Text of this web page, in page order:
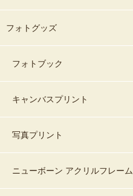
フォトグッズ
フォトブック
キャンバスプリント
写真プリント
ニューボーン アクリルフレーム